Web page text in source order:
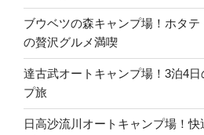
ブウベツの森キャンプ場！ホタ
の贅沢グルメ満喫
達古武オートキャンプ場！3泊4
プ旅
日高沙流川オートキャンプ場！